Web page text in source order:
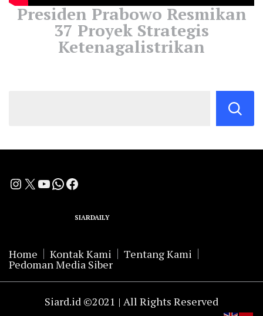
Presiden Prabowo Resmikan
37 Proyek Strategis
Ketenagalistrikan
Instagram
X YouTube
WhatsApp
Facebook
SIARDAILY
Home Kontak Kami Tentang Kami
Pedoman Media Siber
Siard.id ©2021 | All Rights Reserved